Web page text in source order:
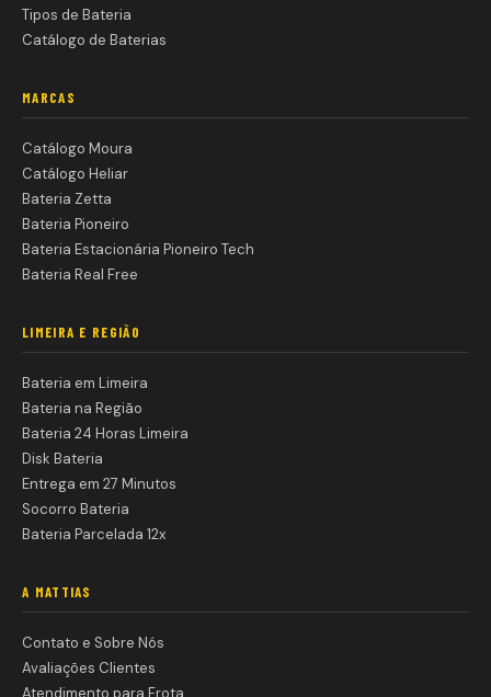
Tipos de Bateria
Catálogo de Baterias
MARCAS
Catálogo Moura
Catálogo Heliar
Bateria Zetta
Bateria Pioneiro
Bateria Estacionária Pioneiro Tech
Bateria Real Free
LIMEIRA E REGIÃO
Bateria em Limeira
Bateria na Região
Bateria 24 Horas Limeira
Disk Bateria
Entrega em 27 Minutos
Socorro Bateria
Bateria Parcelada 12x
A MATTIAS
Contato e Sobre Nós
Avaliações Clientes
Atendimento para Frota